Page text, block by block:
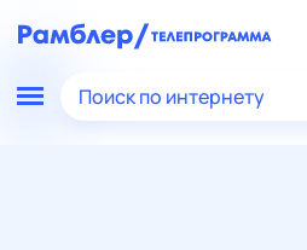
Поиск по интернету